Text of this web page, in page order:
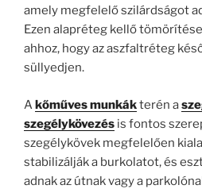
amely megfelelő szilárdságot
Ezen alapréteg kellő
ahhoz, hogy az aszfaltréteg
süllyedjen.
Akőműves munkákterén a
szegélykövezés is fontos
szegélykövek megfelelően
stabilizálják a burkolatot, és
adnak az útnak vagy a